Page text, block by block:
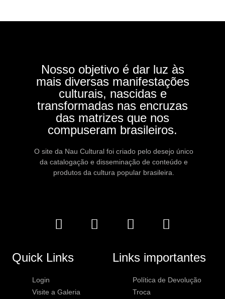
Nosso objetivo é dar luz às
mais diversas manifestações
culturais, nascidas e
transformadas nas encruzas
das matrizes que nos
compuseram brasileiros.
O site da Nau Cultural foi criado pelo desejo único
da catalogação e disseminação de conteúdo e
produtos da cultura popular brasileira.
Quick Links
Login
Visite a Galeria
Links importantes
Política de Devolução
Troca